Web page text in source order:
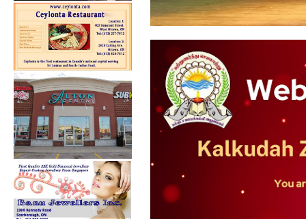
கல்குடா கல்வி வலயத்தின்
ஏற்பாட்டில...